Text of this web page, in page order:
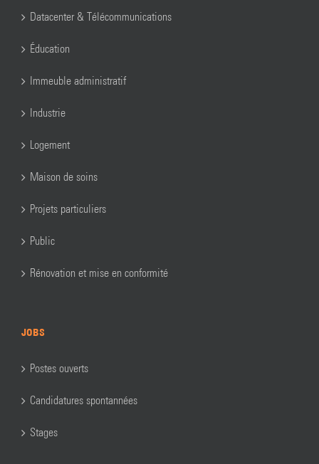
Datacenter & Télécommunications
Éducation
Immeuble administratif
Industrie
Logement
Maison de soins
Projets particuliers
Public
Rénovation et mise en conformité
JOBS
Postes ouverts
Candidatures spontannées
Stages